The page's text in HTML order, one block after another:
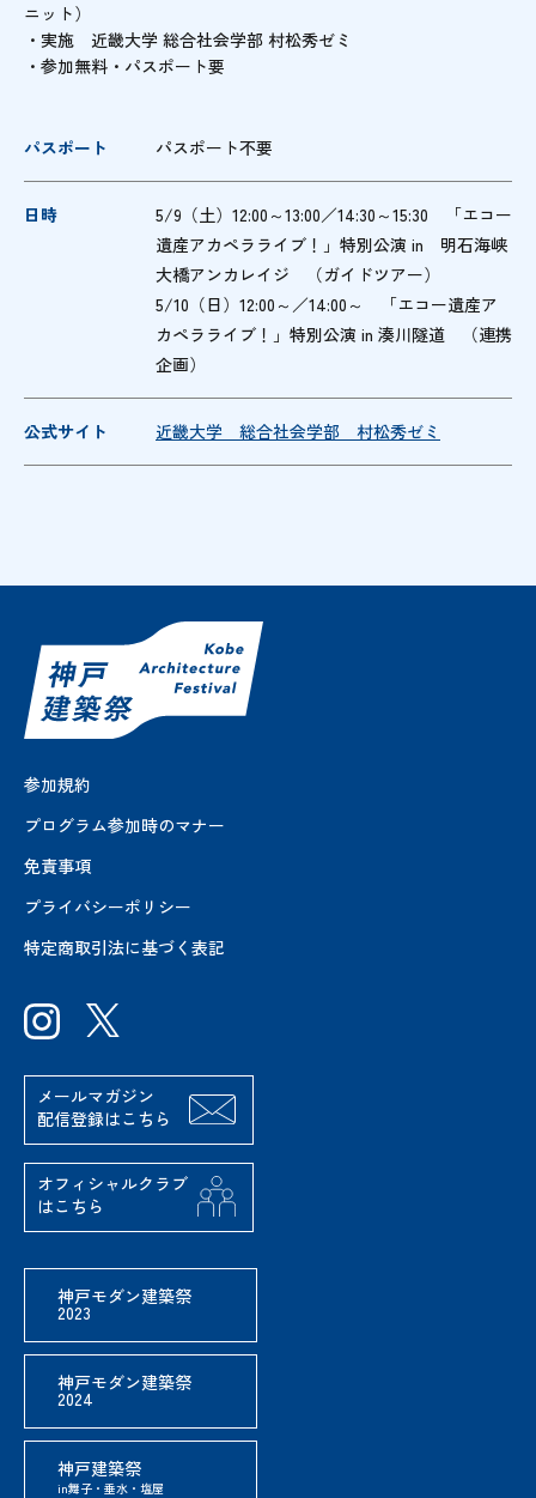
ニット）
・実施 近畿大学 総合社会学部 村松秀ゼミ
・参加無料・パスポート要
パスポート パスポート不要
日時
5/9（土）12:00～13:00／14:30～15:30 「エコー
遺産アカペラライブ！」特別公演 in 明石海峡
大橋アンカレイジ （ガイドツアー）
5/10（日）12:00～／14:00～ 「エコー遺産ア
カペラライブ！」特別公演 in 湊川隧道 （連携
企画）
公式サイト 近畿大学 総合社会学部 村松秀ゼミ
参加規約
プログラム参加時のマナー
免責事項
プライバシーポリシー
特定商取引法に基づく表記
メールマガジン
配信登録はこちら
オフィシャルクラブ
はこちら
神戸モダン建築祭
2023
神戸モダン建築祭
2024
神戸建築祭
in舞子・垂水・塩屋